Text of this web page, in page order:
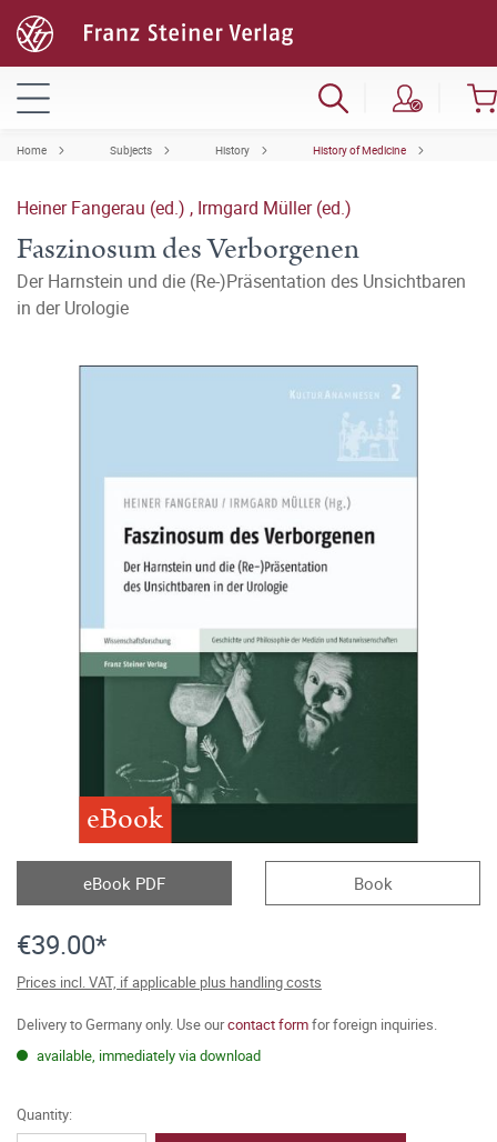
Home Subjects History History of Medicine
Heiner Fangerau (ed.) , Irmgard Müller (ed.)
Faszinosum des Verborgenen
Der Harnstein und die (Re-)Präsentation des Unsichtbaren
in der Urologie
eBook
eBook PDF Book
€39.00*
Prices incl. VAT, if applicable plus handling costs
Delivery to Germany only. Use ourcontact formfor foreign inquiries.
available, immediately via download
Quantity: